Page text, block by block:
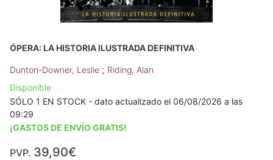
ÓPERA: LA HISTORIA ILUSTRADA DEFINITIVA
Dunton-Downer, Leslie ; Riding, Alan
Disponible
SÓLO 1 EN STOCK - dato actualizado el 06/08/2026 a las
09:29
¡GASTOS DE ENVÍO GRATIS!
PVP. 39,90€